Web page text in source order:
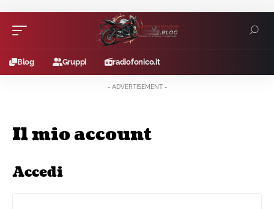
Blog Gruppi radiofonico.it
- ADVERTISEMENT -
Il mio account
Accedi